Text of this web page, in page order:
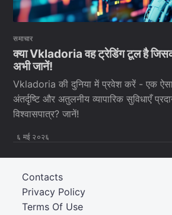
समाचार
क्या Vkladoria वह ट्रेडिंग टूल है
अभी जानें!
Vkladoria की दुनिया में प्रवेश करें - एक
अंतर्दृष्टि और अतुलनीय व्यापारिक सुविधाएँ
विश्वासपात्र? जानें!
६ मई २०२६
Terms Of Use
Privacy Policy
Contacts